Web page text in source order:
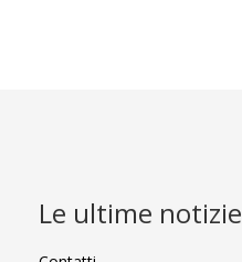
Le ultime notizie